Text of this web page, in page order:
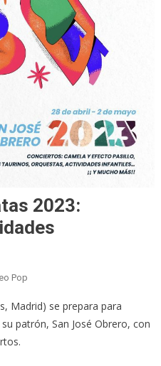
2023:
Pop
Madrid) se prepara para
patrón, San José Obrero, con